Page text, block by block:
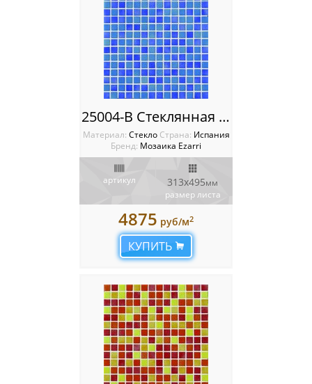
25004-B Стеклянная мозаика Ezarri Mix
Материал: Стекло Cтрана: Испания
Бренд: Мозаика Ezarri
артикул 313x495мм
размер листа
4875 руб/м2
КУПИТЬ